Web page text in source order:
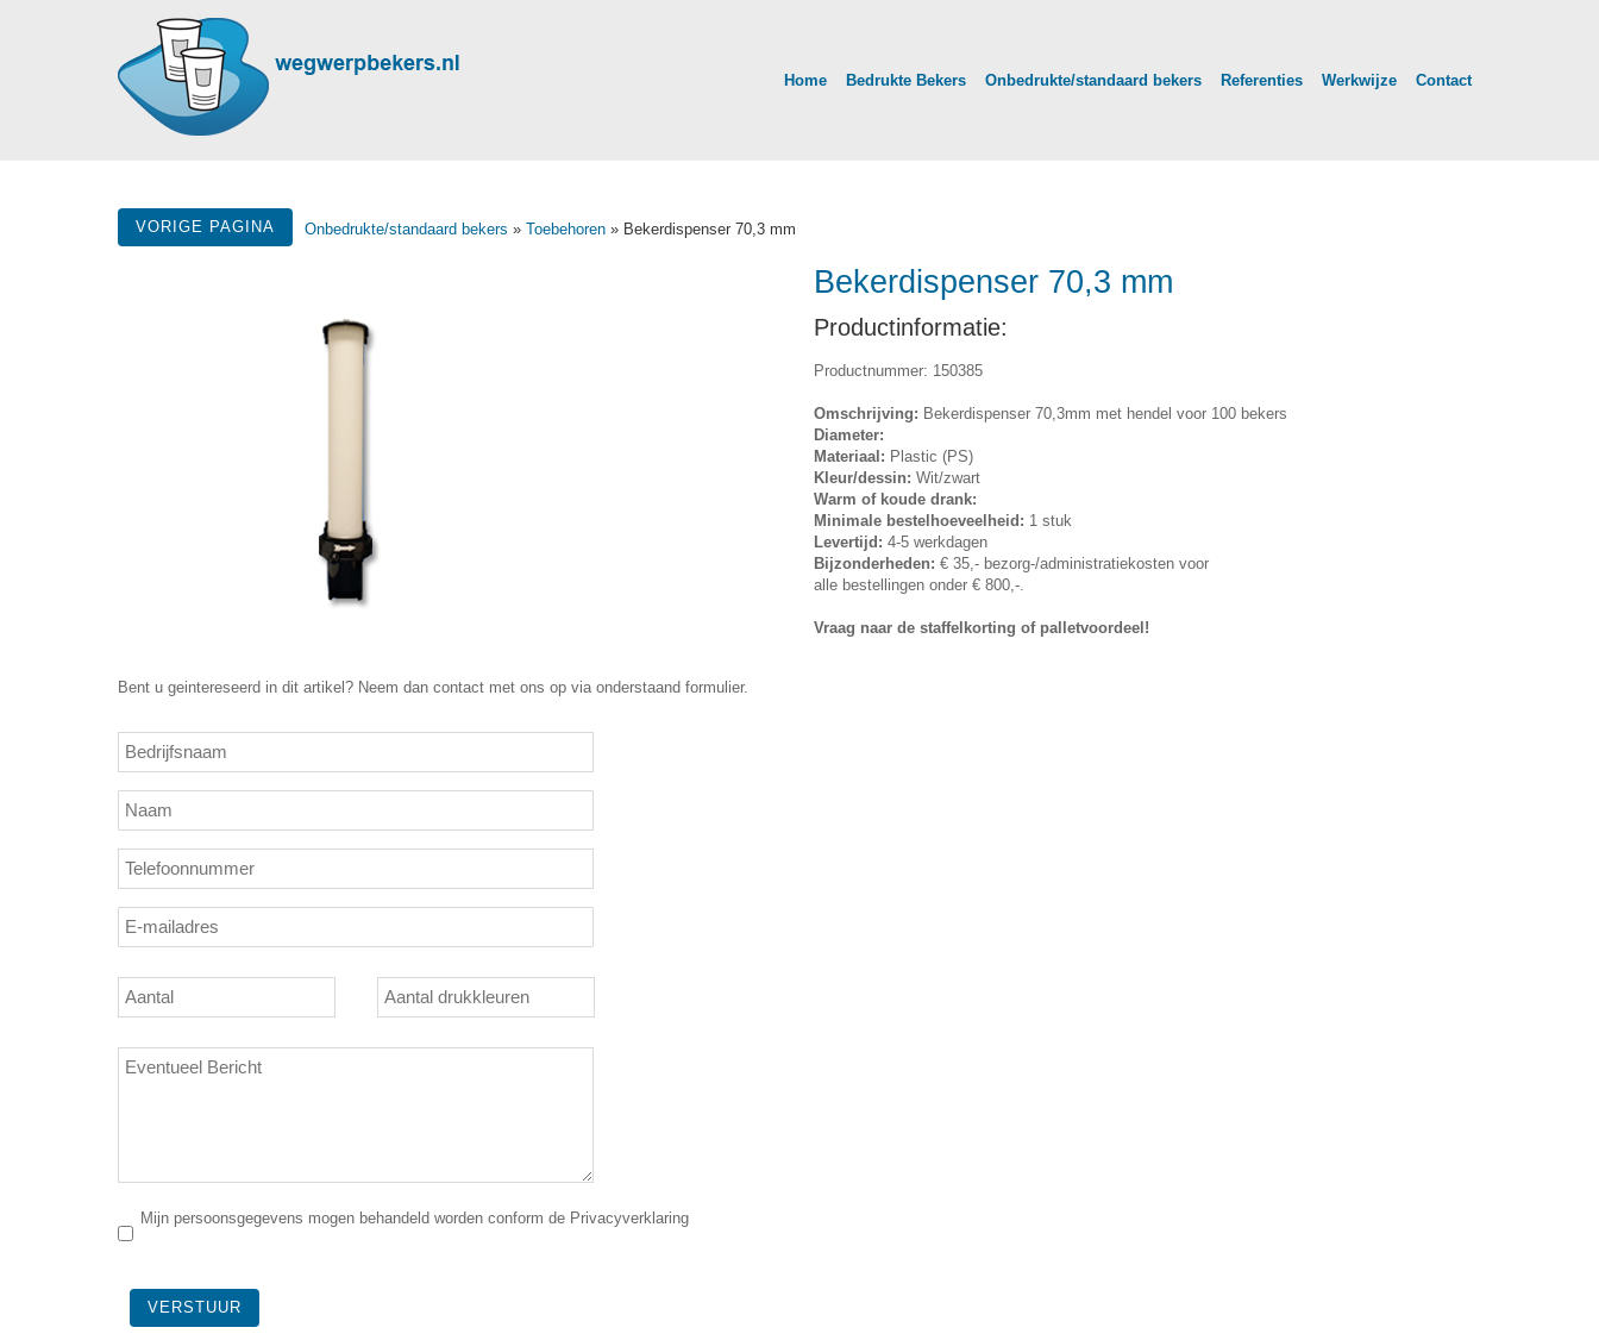
Home Bedrukte Bekers Onbedrukte/standaard bekers Referenties Werkwijze Contact
VORIGE PAGINA Onbedrukte/standaard bekers » Toebehoren » Bekerdispenser 70,3 mm
Bekerdispenser 70,3 mm
Productinformatie:
Productnummer: 150385
Omschrijving: Bekerdispenser 70,3mm met hendel voor 100 bekers
Diameter:
Materiaal: Plastic (PS)
Kleur/dessin: Wit/zwart
Warm of koude drank:
Minimale bestelhoeveelheid: 1 stuk
Levertijd: 4-5 werkdagen
Bijzonderheden: € 35,- bezorg-/administratiekosten voor
alle bestellingen onder € 800,-.
Vraag naar de staffelkorting of palletvoordeel!
Bent u geintereseerd in dit artikel? Neem dan contact met ons op via onderstaand formulier.
Mijn persoonsgegevens mogen behandeld worden conform de Privacyverklaring
VERSTUUR